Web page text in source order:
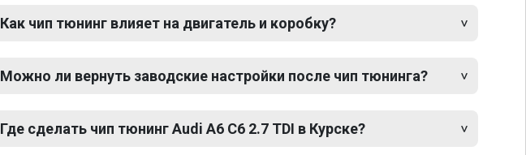
Как чип тюнинг влияет на двигатель и коробку?
Можно ли вернуть заводские настройки после чип тюнинга?
Где сделать чип тюнинг Audi A6 C6 2.7 TDI в Курске?